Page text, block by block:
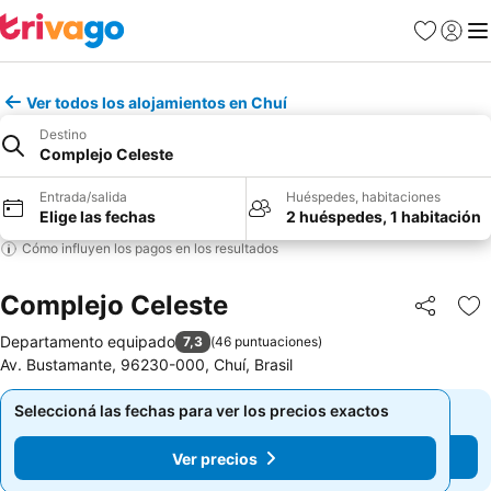
Favoritos
Iniciar
Ver todos los alojamientos en Chuí
Destino
Complejo Celeste
Entrada/salida
Elige las fechas
Huéspedes, habitaciones
2 huéspedes, 1 habitación
Cómo influyen los pagos en los resultados
Complejo Celeste Compartir
Departamento equipado 7,3 (46 puntuaciones)
Av. Bustamante, 96230-000, Chuí, Brasil
Seleccioná las fechas para ver los precios exactos
Ver precios
Seleccioná las fechas para ver los precios exactos
Ver precios